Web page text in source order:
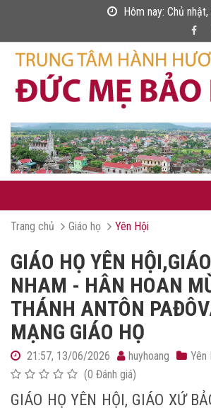
Hôm nay: Chủ
Trang chủ Giáo họ Yên Hội
GIÁO HỌ YÊN
NHAM - HÂN HOAN
THÁNH ANTÔN
MẠNG GIÁO HỌ
21:57, 13/06/2026 huyhoang
Yên
(0 Đánh giá)
GIÁO HỌ YÊN HỘI, GIÁO XỨ